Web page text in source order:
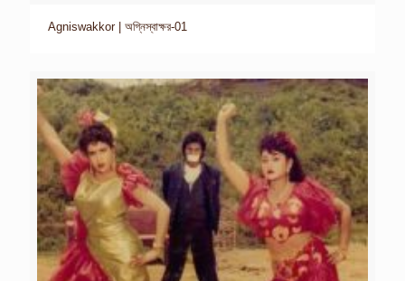
Agniswakkor | অগ্নিস্বাক্ষর-01